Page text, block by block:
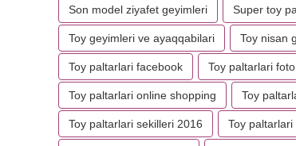
Son model ziyafet geyimleri Super toy
Toy geyimleri ve ayaqqabilari Toy nisan
Toy paltarlari facebook Toy paltarlari foto
Toy paltarlari online shopping Toy
Toy paltarlari sekilleri 2016 Toy paltarlari